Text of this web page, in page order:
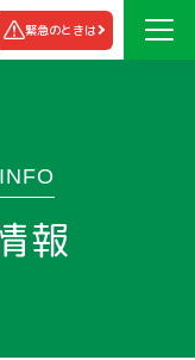
緊急のときは
報